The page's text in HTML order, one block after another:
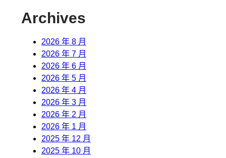
Archives
2026 年 8 月
2026 年 7 月
2026 年 6 月
2026 年 5 月
2026 年 4 月
2026 年 3 月
2026 年 2 月
2026 年 1 月
2025 年 12 月
2025 年 10 月